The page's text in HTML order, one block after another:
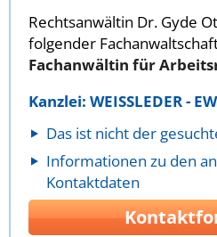
Rechtsanwältin Dr. Gyde
folgender
Fachanwältin für
Kanzlei: WEISSLEDER -
Das ist nicht der
Informationen zu den
Kontaktdaten